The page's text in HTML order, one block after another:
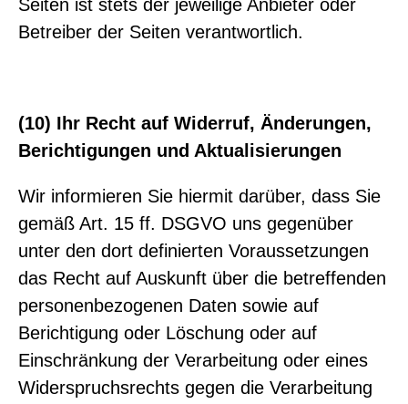
Seiten ist stets der jeweilige Anbieter oder
Betreiber der Seiten verantwortlich.
(10) Ihr Recht auf Widerruf, Änderungen,
Berichtigungen und Aktualisierungen
Wir informieren Sie hiermit darüber, dass Sie
gemäß Art. 15 ff. DSGVO uns gegenüber
unter den dort definierten Voraussetzungen
das Recht auf Auskunft über die betreffenden
personenbezogenen Daten sowie auf
Berichtigung oder Löschung oder auf
Einschränkung der Verarbeitung oder eines
Widerspruchsrechts gegen die Verarbeitung